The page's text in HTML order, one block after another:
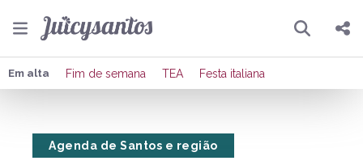
Pesquisar
Compartilhar
Em alta Fim de semana TEA Festa italiana
Agenda de Santos e região